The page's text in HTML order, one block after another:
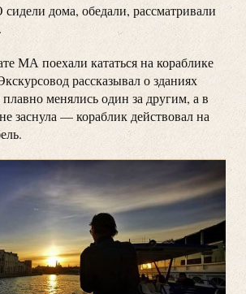
дома, обедали, рассматривали
МА поехали кататься на кораблике
рассказывал о зданиях
менялись один за другим, а в
заснула — кораблик действовал на